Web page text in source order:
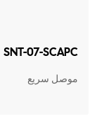
SNT-07-SCAPC
موصل سريع